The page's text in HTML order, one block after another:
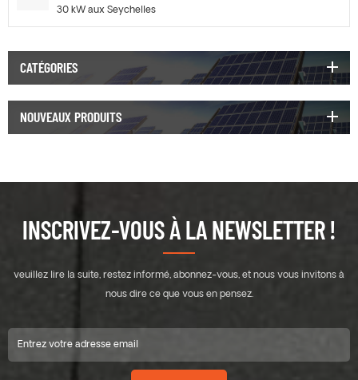
30 kW aux Seychelles
CATÉGORIES
NOUVEAUX PRODUITS
INSCRIVEZ-VOUS À LA NEWSLETTER !
veuillez lire la suite, restez informé, abonnez-vous, et nous vous invitons à
nous dire ce que vous en pensez.